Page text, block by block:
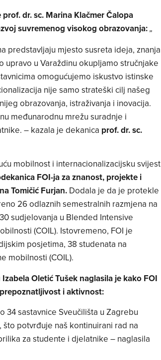
dr. sc. Marina Klačmer Čalopa
suvremenog visokog obrazovanja:„
predstavljaju mjesto susreta ideja, znanja
upravo u Varaždinu okupljamo stručnjake
omogućujemo iskustvo istinske
nije samo strateški cilj našeg
obrazovanja, istraživanja i inovacija.
međunarodnu mrežu suradnje i
– kazala je dekanica prof. dr. sc.
mobilnost i internacionalizacijsku svijest
FOI-ja za znanost, projekte i
Tomičić Furjan. Dodala je da je protekle
26 odlaznih semestralnih razmjena na
sudjelovanja u Blended Intensive
(COIL). Istovremeno, FOI je
posjetima, 38 studenata na
mobilnosti (COIL).
Oletić Tušek naglasila je kako FOI
i aktivnost:
34 sastavnice Sveučilišta u Zagrebu
potvrđuje naš kontinuirani rad na
za studente i djelatnike – naglasila